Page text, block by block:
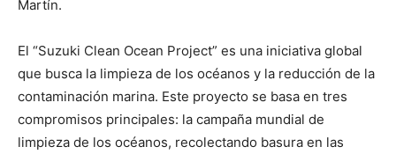
Martín.
El “Suzuki Clean Ocean Project” es una iniciativa global
que busca la limpieza de los océanos y la reducción de la
contaminación marina. Este proyecto se basa en tres
compromisos principales: la campaña mundial de
limpieza de los océanos, recolectando basura en las